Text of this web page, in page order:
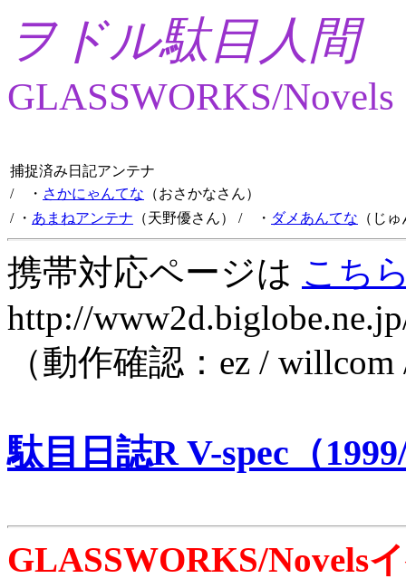
ヲドル駄目人間
GLASSWORKS/Novels
捕捉済み日記アンテナ
/ ・ さかにゃんてな （おさかなさん）
/ ・ あまねアンテナ （天野優さん） / ・ ダメあんてな （じ
携帯対応ページは こち
http://
（動作確認：ez /
駄目日誌R V-spec（
GLASSWORKS/Novels